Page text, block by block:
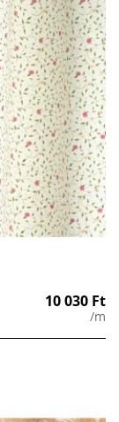
10 030 Ft
/m